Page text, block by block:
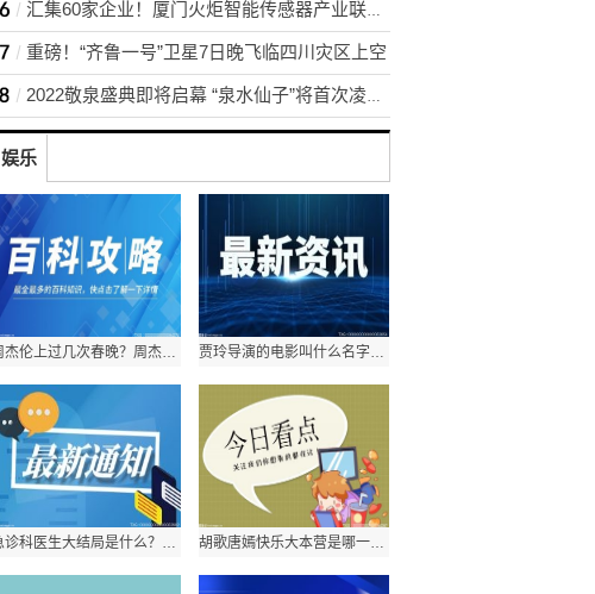
汇集60家企业！厦门火炬智能传感器产业联盟揭牌
重磅！“齐鲁一号”卫星7日晚飞临四川灾区上空
2022敬泉盛典即将启幕 “泉水仙子”将首次凌空取水
娱乐
周杰伦上过几次春晚？周杰伦兰亭序春晚是哪一年？ 贾玲导演的电影叫什么名字？你好李焕英是真实故事改编吗？
急诊科医生大结局是什么？急诊科医生江晓琪和谁在一起了？ 胡歌唐嫣快乐大本营是哪一期？胡歌快乐大本营有哪几期？